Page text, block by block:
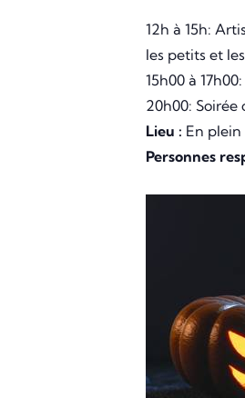
12h à 15h:
les petits et
15h00 à
20h00: Soirée
Lieu : En plein
Personnes